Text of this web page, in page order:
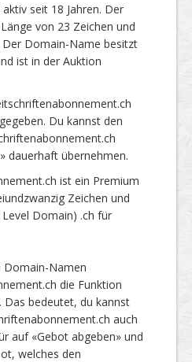
seit 18 Jahren. Der
von 23 Zeichen und
Domain-Name besitzt
ist in der Auktion
Du kannst den
dauerhaft übernehmen.
ist ein Premium
Zeichen und
Domain) .ch für
Domain-Namen
die Funktion
Das bedeutet, du kannst
auch
auf «Gebot abgeben» und
welches den